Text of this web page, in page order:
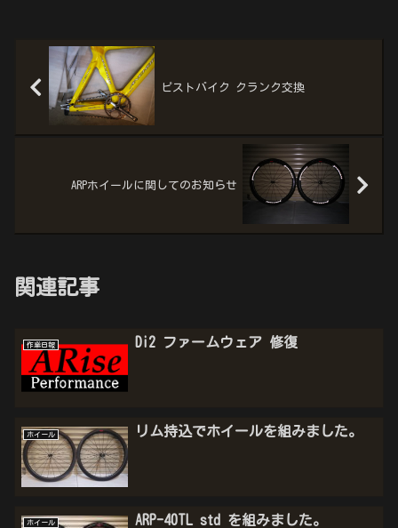
ピストバイク クランク交換
ARPホイールに関してのお知らせ
関連記事
作業日報 Di2 ファームウェア 修復
ホイール リム持込でホイールを組みました。
ホイール ARP-40TL std を組みました。